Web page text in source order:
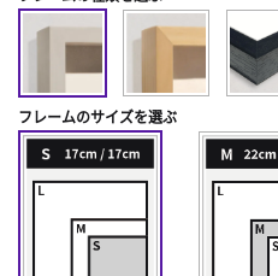
フレームのサイズを選ぶ